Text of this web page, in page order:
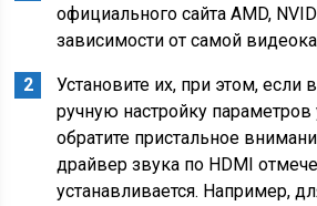
официального сайта AMD,
зависимости от самой
Установите их, при этом, если
ручную настройку параметров
обратите пристальное
драйвер звука по HDMI
устанавливается. Например,